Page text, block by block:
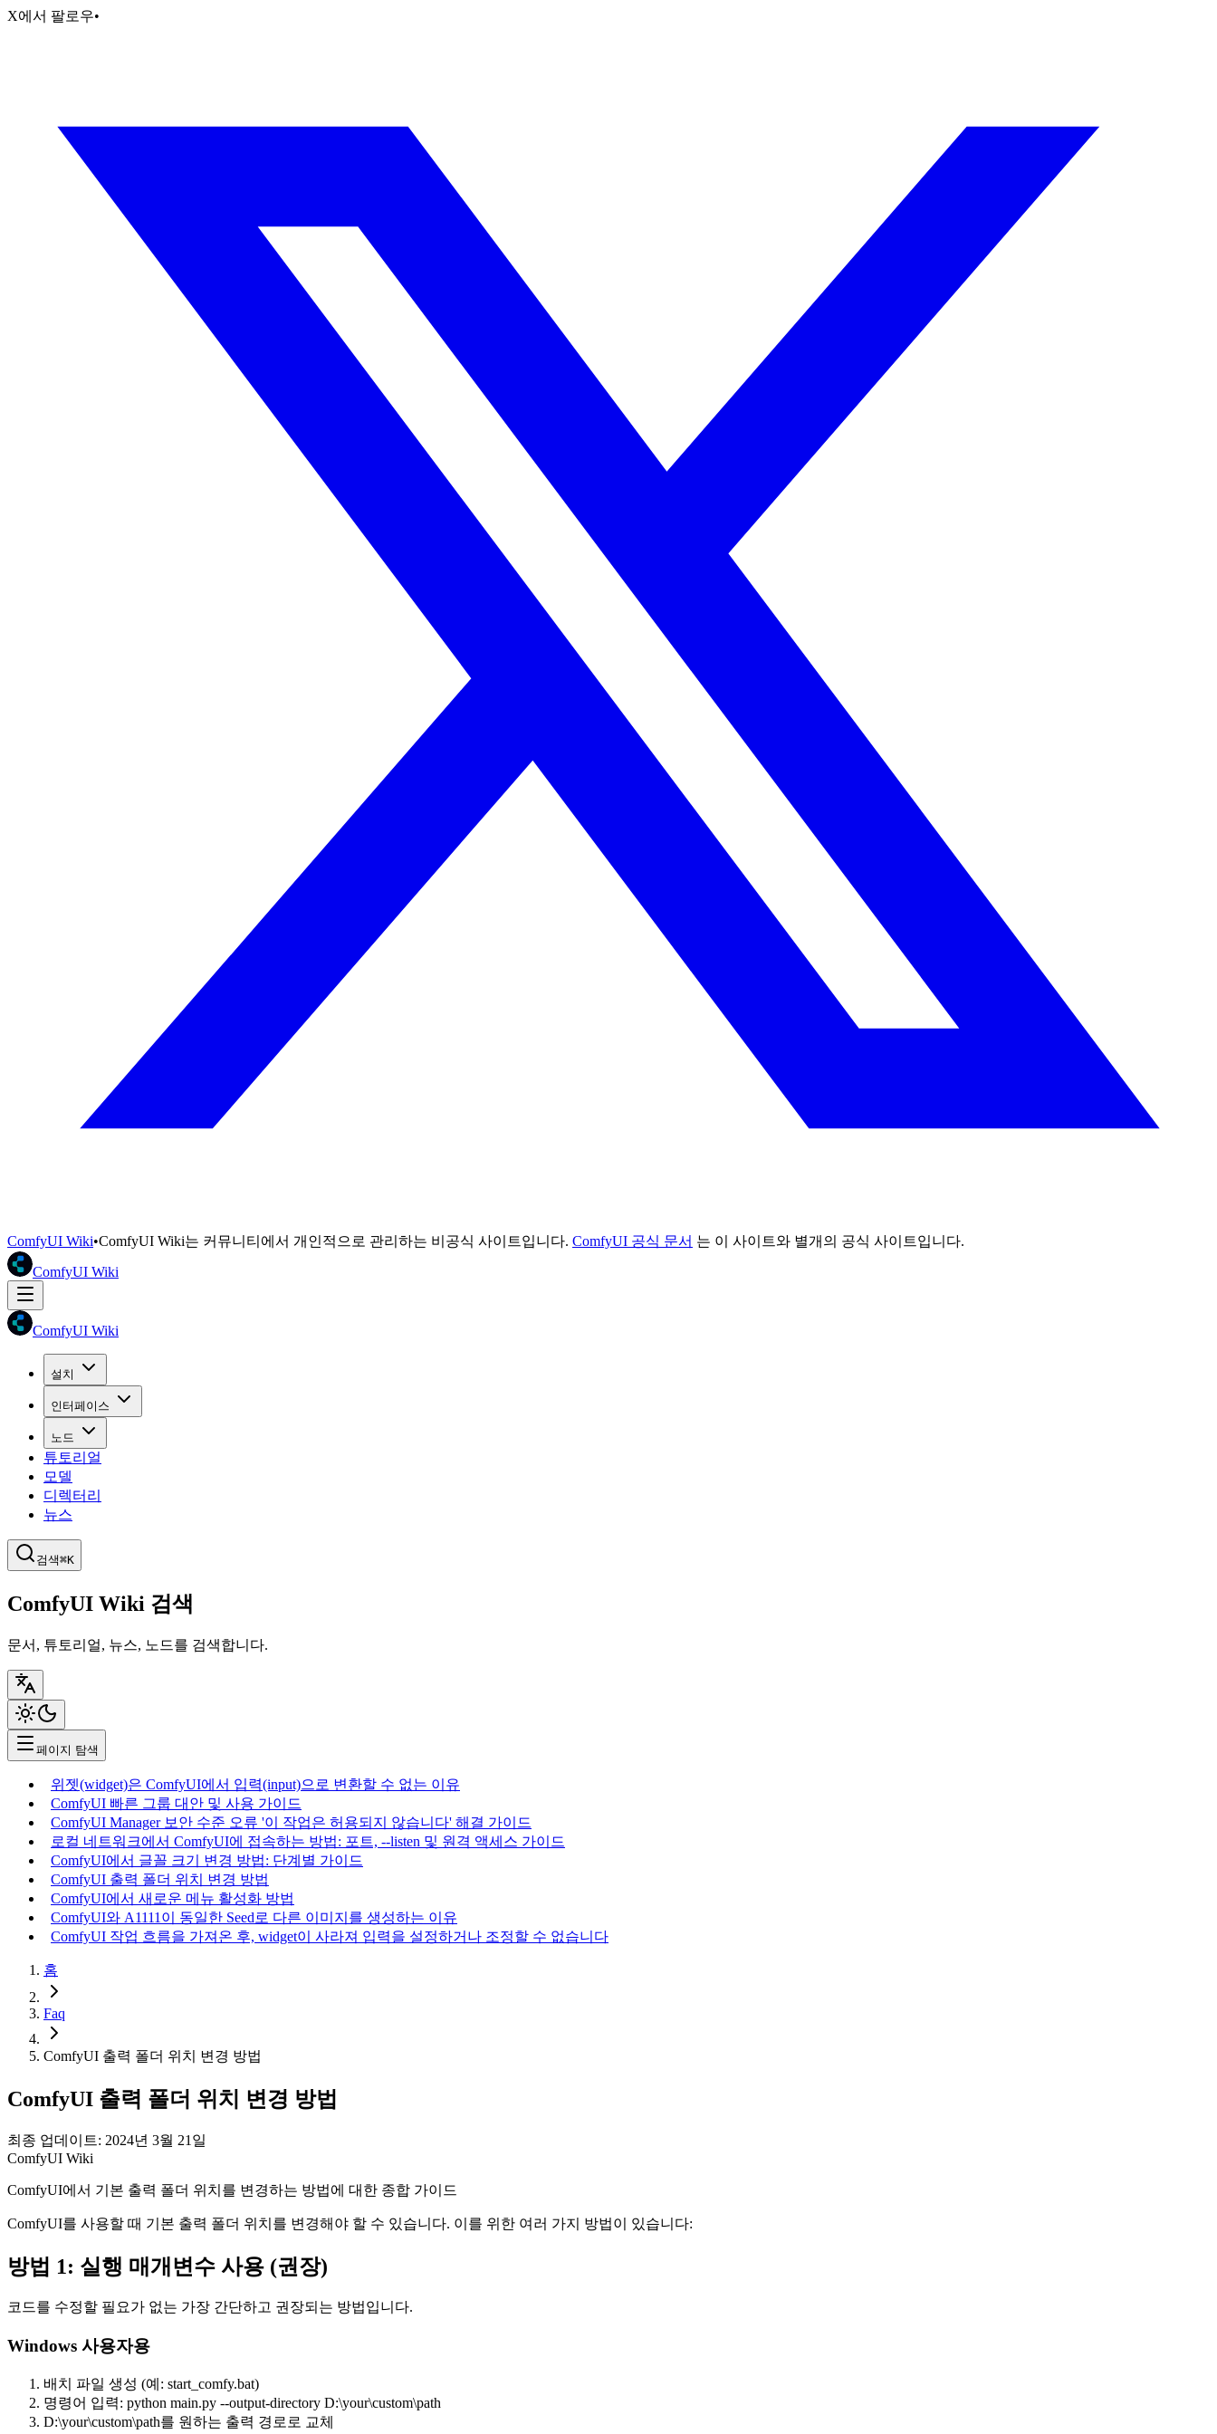
X에서 팔로우•
ComfyUI Wiki•ComfyUI Wiki는 커뮤니티에서 개인적으로 관리하는 비공식 사이트입니다. ComfyUI 공식 문서 는 이 사이트와 별개의 공식 사이트입니다.
ComfyUI Wiki
ComfyUI Wiki
설치
인터페이스
노드
튜토리얼
모델
디렉터리
뉴스
검색⌘K
ComfyUI Wiki 검색
문서, 튜토리얼, 뉴스, 노드를 검색합니다.
페이지 탐색
위젯(widget)은 ComfyUI에서 입력(input)으로 변환할 수 없는 이유
ComfyUI 빠른 그룹 대안 및 사용 가이드
ComfyUI Manager 보안 수준 오류 '이 작업은 허용되지 않습니다' 해결 가이드
로컬 네트워크에서 ComfyUI에 접속하는 방법: 포트, --listen 및 원격 액세스 가이드
ComfyUI에서 글꼴 크기 변경 방법: 단계별 가이드
ComfyUI 출력 폴더 위치 변경 방법
ComfyUI에서 새로운 메뉴 활성화 방법
ComfyUI와 A1111이 동일한 Seed로 다른 이미지를 생성하는 이유
ComfyUI 작업 흐름을 가져온 후, widget이 사라져 입력을 설정하거나 조정할 수 없습니다
홈
Faq
ComfyUI 출력 폴더 위치 변경 방법
ComfyUI 출력 폴더 위치 변경 방법
최종 업데이트: 2024년 3월 21일
ComfyUI Wiki
ComfyUI에서 기본 출력 폴더 위치를 변경하는 방법에 대한 종합 가이드
ComfyUI를 사용할 때 기본 출력 폴더 위치를 변경해야 할 수 있습니다. 이를 위한 여러 가지 방법이 있습니다:
방법 1: 실행 매개변수 사용 (권장)
코드를 수정할 필요가 없는 가장 간단하고 권장되는 방법입니다.
Windows 사용자용
배치 파일 생성 (예: start_comfy.bat)
명령어 입력: python main.py --output-directory D:\your\custom\path
D:\your\custom\path를 원하는 출력 경로로 교체